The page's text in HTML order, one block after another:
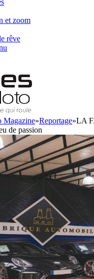
et zoom
rêve
Magazine»Reportage»LA
de passion